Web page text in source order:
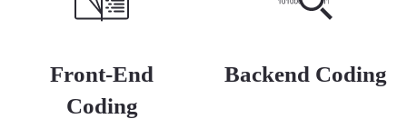
Backend Coding
Front-End
Coding